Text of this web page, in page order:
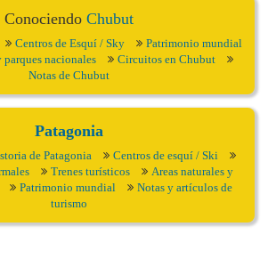
Conociendo Chubut
Centros de Esquí / Sky
Patrimonio mundial
parques nacionales
Circuitos en Chubut
Notas de Chubut
Patagonia
de Patagonia
Centros de esquí / Ski
Trenes turísticos
Areas naturales y
Patrimonio mundial
Notas y artículos de
turismo